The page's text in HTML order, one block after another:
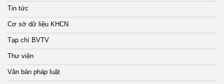
Tin tức
Cơ sở dữ liệu KHCN
Tạp chí BVTV
Thư viện
Văn bản pháp luật